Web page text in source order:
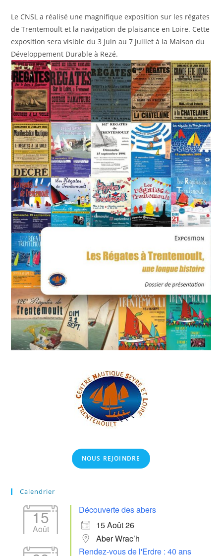
Le CNSL a réalisé une magnifique exposition sur les régates
de Trentemoult et la navigation de plaisance en Loire. Cette
exposition sera visible du 3 juin au 7 juillet à la Maison du
Développement Durable à Rezé.
NOUS REJOINDRE
Calendrier
15
Août
Découverte des abers
15 Août 26
Aber Wrac’h
Rendez-vous de l'Erdre : 40 ans